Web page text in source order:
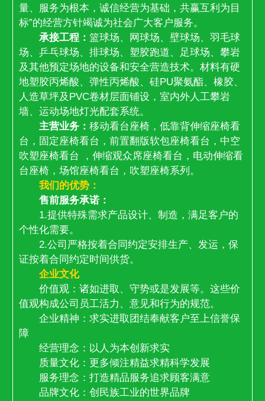
量、服务为根本，诚信经营为基础，共赢互利为目
标”的经营方针竭诚为社会广大客户服务。
承接工程：篮球场、网球场、壁球场、羽毛球
场、乒乓球场、排球场、塑胶跑道、足球场、攀岩
及其他预定场地的设备和安全营造技术。材料有硬
地塑胶丙烯酸、弹性丙烯酸、硅PU聚氨酯、橡胶、
人造草坪及PVC卷材层面铺设，室内外人工攀岩
墙、运动场地灯光配套系统。
主营业务：移动看台座椅，低靠背伸缩座椅看
台，固定座椅看台，前置翻版软包座椅看台，中空
吹塑座椅看台 ，伸缩观众席座椅看台，电动伸缩看
台座椅，场馆座椅看台，吹塑座椅系列。
我们的优势：
售前服务承诺：
1.提供特殊需求产品设计、制造，满足客户的
个性化需要。
2.公司严格按着合同约定安排生产、发运，保
证按着合同约定时间供货。
企业文化
价值观：诸如进取、守势或是发展等。这些价
值观构成公司员工活力、意见和行为的规范。
企业精神：求实进取团结奉献客户至上信誉保
障
经营理念：以人为本创新求实
质量文化：更多倾注精益求精科学发展
服务理念：打造精品服务追求顾客满意
品牌文化：创民族工业的世界品牌